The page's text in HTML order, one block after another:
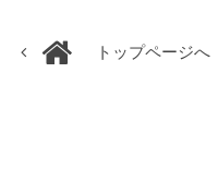
トップページへ